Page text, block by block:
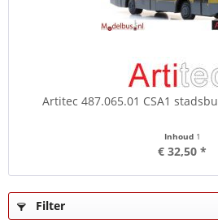
Artitec 487.065.01 CSA1
Inhoud 1
€ 32,50 *
Filter